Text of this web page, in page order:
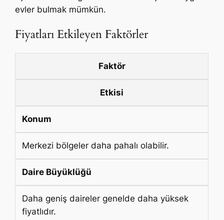
evler bulmak mümkün.
Fiyatları Etkileyen Faktörler
Faktör
Etkisi
Konum
Merkezi bölgeler daha pahalı olabilir.
Daire Büyüklüğü
Daha geniş daireler genelde daha yüksek
fiyatlıdır.